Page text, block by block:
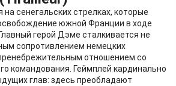
сенегальских стрелках, которые
южной Франции в ходе
герой Дэме сталкивается не
сопротивлением немецких
отношением со
командования. Геймплей кардинально
глав: здесь преобладают